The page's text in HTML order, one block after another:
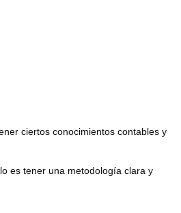
ciertos conocimientos contables y
es tener una metodología clara y